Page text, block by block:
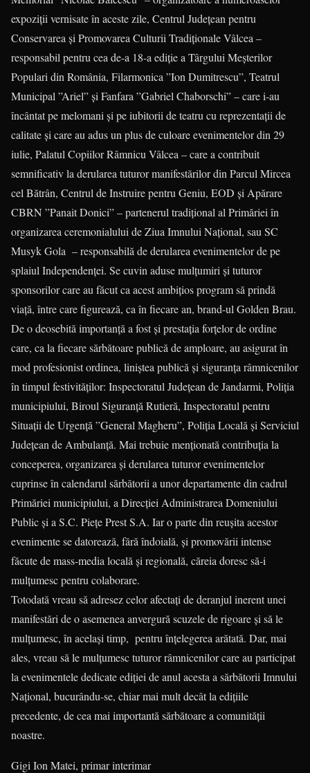
expoziţii vernisate în aceste zile, Centrul Judeţean pentru
Conservarea şi Promovarea Culturii Tradiţionale Vâlcea –
responsabil pentru cea de-a 18-a ediţie a Târgului Meşterilor
Populari din România, Filarmonica ”Ion Dumitrescu”, Teatrul
Municipal ”Ariel” şi Fanfara ”Gabriel Chaborschi” – care i-au
încântat pe melomani şi pe iubitorii de teatru cu reprezentaţii de
calitate şi care au adus un plus de culoare evenimentelor din 29
iulie, Palatul Copiilor Râmnicu Vâlcea – care a contribuit
semnificativ la derularea tuturor manifestărilor din Parcul Mircea
cel Bătrân, Centrul de Instruire pentru Geniu, EOD şi Apărare
CBRN ”Panait Donici” – partenerul tradiţional al Primăriei în
organizarea ceremonialului de Ziua Imnului Naţional, sau SC
Musyk Gola – responsabilă de derularea evenimentelor de pe
splaiul Independenţei. Se cuvin aduse mulţumiri şi tuturor
sponsorilor care au făcut ca acest ambiţios program să prindă
viaţă, între care figurează, ca în fiecare an, brand-ul Golden Brau.
De o deosebită importanţă a fost şi prestaţia forţelor de ordine
care, ca la fiecare sărbătoare publică de amploare, au asigurat în
mod profesionist ordinea, liniştea publică şi siguranţa râmnicenilor
în timpul festivităţilor: Inspectoratul Judeţean de Jandarmi, Poliţia
municipiului, Biroul Siguranţă Rutieră, Inspectoratul pentru
Situaţii de Urgenţă ”General Magheru”, Poliţia Locală şi Serviciul
Judeţean de Ambulanţă. Mai trebuie menţionată contribuţia la
conceperea, organizarea şi derularea tuturor evenimentelor
cuprinse în calendarul sărbătorii a unor departamente din cadrul
Primăriei municipiului, a Direcţiei Administrarea Domeniului
Public şi a S.C. Pieţe Prest S.A. Iar o parte din reuşita acestor
evenimente se datorează, fără îndoială, şi promovării intense
făcute de mass-media locală şi regională, căreia doresc să-i
mulţumesc pentru colaborare.
Totodată vreau să adresez celor afectaţi de deranjul inerent unei
mani­festări de o asemenea anvergură scuzele de rigoare şi să le
mulţumesc, în acelaşi timp, pentru înţelegerea arătată. Dar, mai
ales, vreau să le mulţumesc tuturor râmnicenilor care au participat
la evenimentele dedicate ediţiei de anul acesta a sărbătorii Imnului
Naţional, bucurându-se, chiar mai mult decât la ediţiile
precedente, de cea mai importantă sărbătoare a comunităţii
noastre.
Gigi Ion Matei, primar interimar